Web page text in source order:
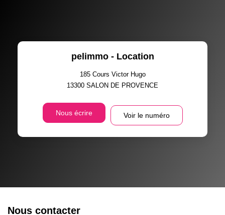
pelimmo - Location
185 Cours Victor Hugo
13300 SALON DE PROVENCE
Nous écrire Voir le numéro
Nous contacter